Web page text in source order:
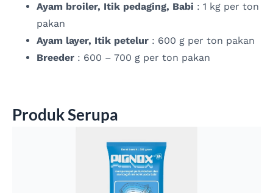
Ayam broiler, Itik pedaging, Babi : 1 kg per ton
pakan
Ayam layer, Itik petelur : 600 g per ton pakan
Breeder : 600 – 700 g per ton pakan
Produk Serupa